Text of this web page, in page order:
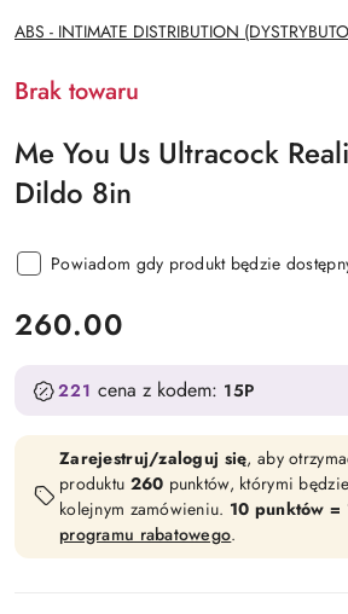
NAZWA
PRODUCENTA:
ABS - INTIMATE DISTRIBUTION
Brak towaru
Me You Us Ultracock
Dildo 8in
Powiadom gdy produkt będzie
cena:
260.00
221cena z kodem: 15P
Zarejestruj/zaloguj się, aby
produktu 260 punktów, którymi
kolejnym zamówieniu. 10 punktów =
programu rabatowego.